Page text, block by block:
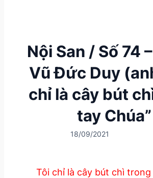
Nội San / Số 74
Vũ Đức Duy
chỉ là cây bút
tay Chúa”
18/09/2021
Tôi chỉ là cây bút chì trong